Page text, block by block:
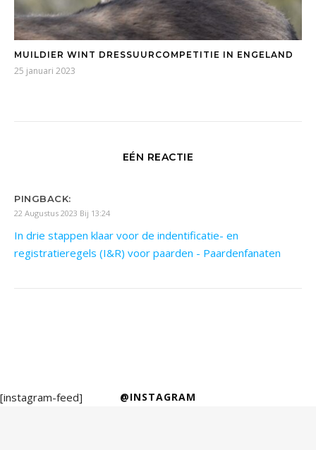
MUILDIER WINT DRESSUURCOMPETITIE IN ENGELAND
25 januari 2023
EÉN REACTIE
PINGBACK:
22 Augustus 2023 Bij 13:24
In drie stappen klaar voor de indentificatie- en
registratieregels (I&R) voor paarden - Paardenfanaten
@INSTAGRAM
[instagram-feed]